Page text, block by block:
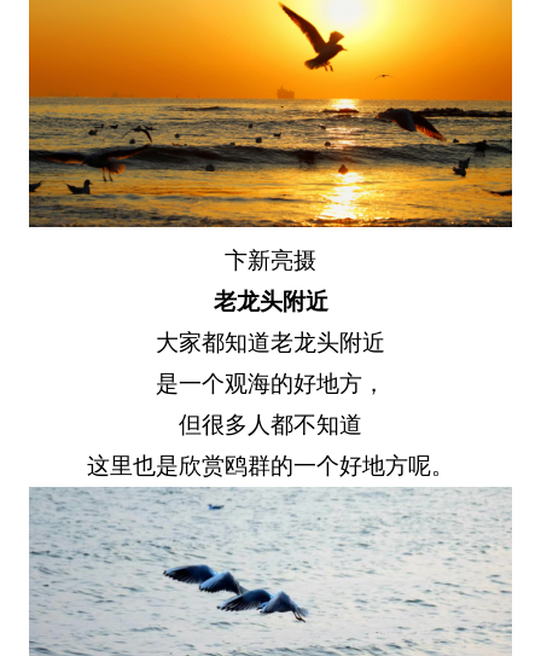
卞新亮摄
老龙头附近
大家都知道老龙头附近
是一个观海的好地方，
但很多人都不知道
这里也是欣赏鸥群的一个好地方呢。